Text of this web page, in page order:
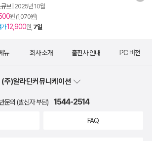
큐브| 2025년 10월
원 (1,070원)
가12,900원, 7일
뉴 회사 소개 출판사 안내 PC 버전
(주)알라딘커뮤니케이션
문의 (발신자 부담) 1544-2514
FAQ